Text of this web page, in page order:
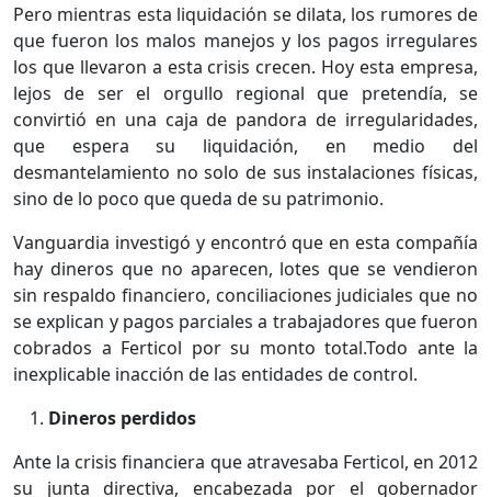
Pero mientras esta liquidación se dilata, los rumores de
que fueron los malos manejos y los pagos irregulares
los que llevaron a esta crisis crecen. Hoy esta empresa,
lejos de ser el orgullo regional que pretendía, se
convirtió en una caja de pandora de irregularidades,
que espera su liquidación, en medio del
desmantelamiento no solo de sus instalaciones físicas,
sino de lo poco que queda de su patrimonio.
Vanguardia investigó y encontró que en esta compañía
hay dineros que no aparecen, lotes que se vendieron
sin respaldo financiero, conciliaciones judiciales que no
se explican y pagos parciales a trabajadores que fueron
cobrados a Ferticol por su monto total.Todo ante la
inexplicable inacción de las entidades de control.
Dineros perdidos
Ante la crisis financiera que atravesaba Ferticol, en 2012
su junta directiva, encabezada por el gobernador